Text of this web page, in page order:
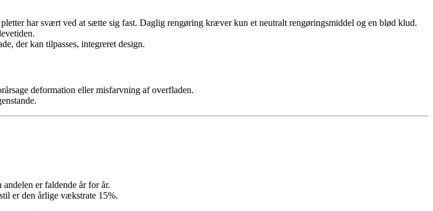
har svært ved at sætte sig fast. Daglig rengøring kræver kun et neutralt rengøringsmiddel og en blød klud.
der kan tilpasses, integreret design.
deformation eller misfarvning af overfladen.
er faldende år for år.
er den årlige vækstrate 15%.